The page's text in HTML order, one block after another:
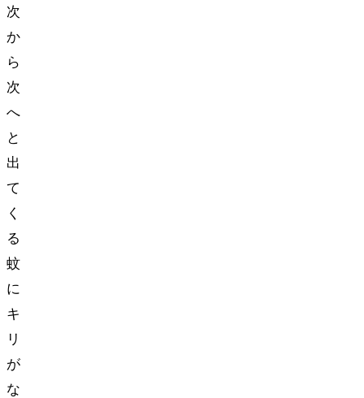
次
か
ら
次
へ
と
出
て
く
る
蚊
に
キ
リ
が
な